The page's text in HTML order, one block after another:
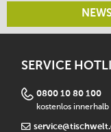
SERVICE
0800 10 80 100
kostenlos